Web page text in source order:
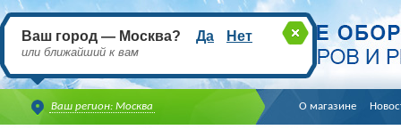
Ваш регион: Москва
Ваш город — Москва? Да Нет
или ближайший к вам
О магазине